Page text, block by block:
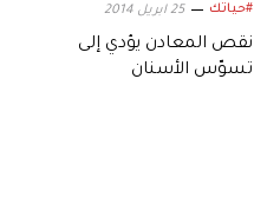
#حياتك 25 ابريل 2014
نقص المعادن يؤدي إلى
تسوّس الأسنان